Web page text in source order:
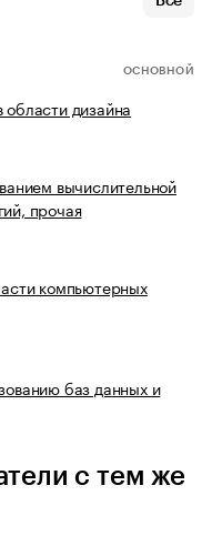
ОСНОВНОЙ
области дизайна
вычислительной
прочая
компьютерных
баз данных и
с тем же